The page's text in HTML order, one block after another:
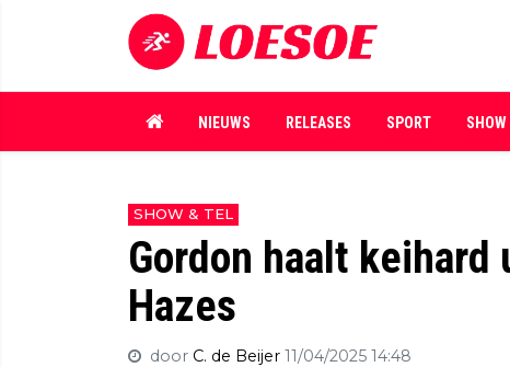
NIEUWS RELEASES SPORT
SHOW & TEL
Gordon haalt
Hazes
door C. de Beijer 11/04/2025 14:48